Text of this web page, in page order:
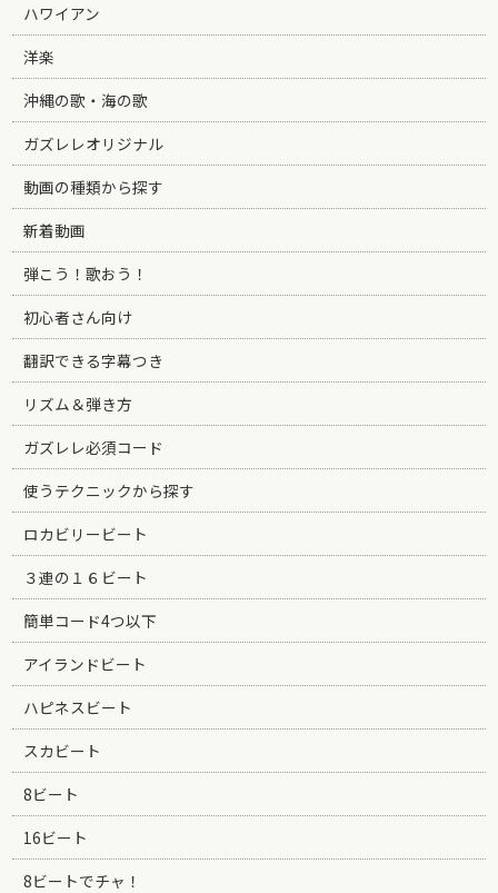
ハワイアン
洋楽
沖縄の歌・海の歌
ガズレレオリジナル
動画の種類から探す
新着動画
弾こう！歌おう！
初心者さん向け
翻訳できる字幕つき
リズム＆弾き方
ガズレレ必須コード
使うテクニックから探す
ロカビリービート
３連の１６ビート
簡単コード4つ以下
アイランドビート
ハピネスビート
スカビート
8ビート
16ビート
8ビートでチャ！